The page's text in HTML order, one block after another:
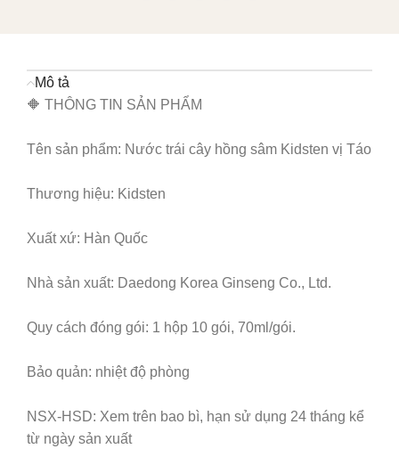
Mô tả
🔶 THÔNG TIN SẢN PHẨM
Tên sản phẩm: Nước trái cây hồng sâm Kidsten vị Táo
Thương hiệu: Kidsten
Xuất xứ: Hàn Quốc
Nhà sản xuất: Daedong Korea Ginseng Co., Ltd.
Quy cách đóng gói: 1 hộp 10 gói, 70ml/gói.
Bảo quản: nhiệt độ phòng
NSX-HSD: Xem trên bao bì, hạn sử dụng 24 tháng kể
từ ngày sản xuất